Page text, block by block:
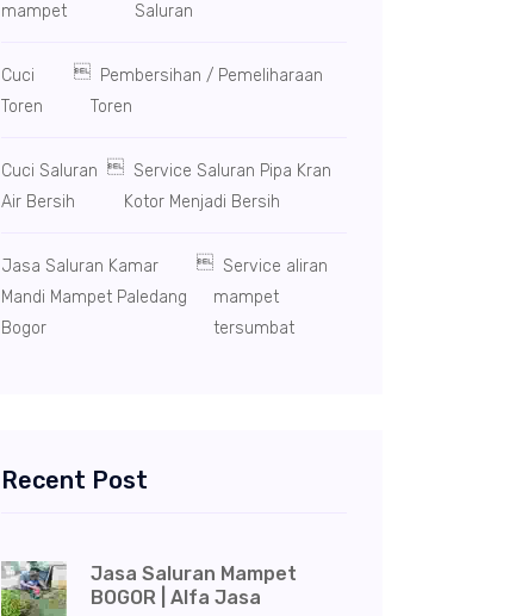
mampet
Saluran
Cuci
Toren
 Pembersihan / Pemeliharaan
Toren
Cuci Saluran
Air Bersih
Service Saluran Pipa Kran
Kotor Menjadi Bersih
Jasa Saluran Kamar
Mandi Mampet Paledang
Bogor
 Service aliran
mampet
tersumbat
Recent Post
Jasa Saluran Mampet
BOGOR | Alfa Jasa